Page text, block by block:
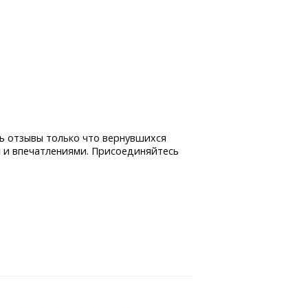
только что вернувшихся
впечатлениями. Присоединяйтесь